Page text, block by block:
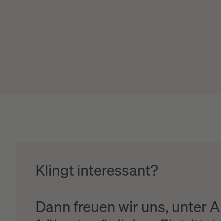
Klingt interessant?
Dann freuen wir uns, unter